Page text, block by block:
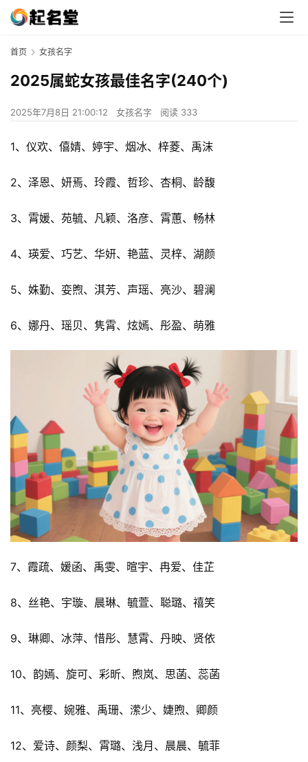
首页 女孩名字
2025属蛇女孩最佳名字(240个)
2025年7月8日 21:00:12 女孩名字 阅读 333
1、仪欢、僖婧、婷宇、烟冰、梓菱、禹沫
2、泽恩、妍焉、玲霞、哲珍、杏桐、龄馥
3、霄媛、苑毓、凡颖、洛彦、霄蕙、畅林
4、瑛爱、巧艺、华妍、艳蓝、灵梓、湖颜
5、姝勤、娈煦、淇芳、声瑶、亮沙、碧澜
6、娜丹、瑶贝、隽霄、炫嫣、彤盈、萌雅
7、霞疏、媛函、禹雯、暄宇、冉爱、佳芷
8、丝艳、宇璇、晨琳、毓萱、聪璐、禧笑
9、琳卿、冰萍、惜彤、慧霄、丹映、贤依
10、韵嫣、旋可、彩昕、煦岚、思菡、蕊菡
11、亮樱、婉雅、禹珊、潆少、婕煦、卿颜
12、爱诗、颜梨、霄璐、浅月、晨晨、毓菲